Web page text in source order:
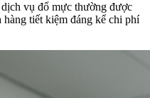
vụ đổ mực thường được
tiết kiệm đáng kể chi phí